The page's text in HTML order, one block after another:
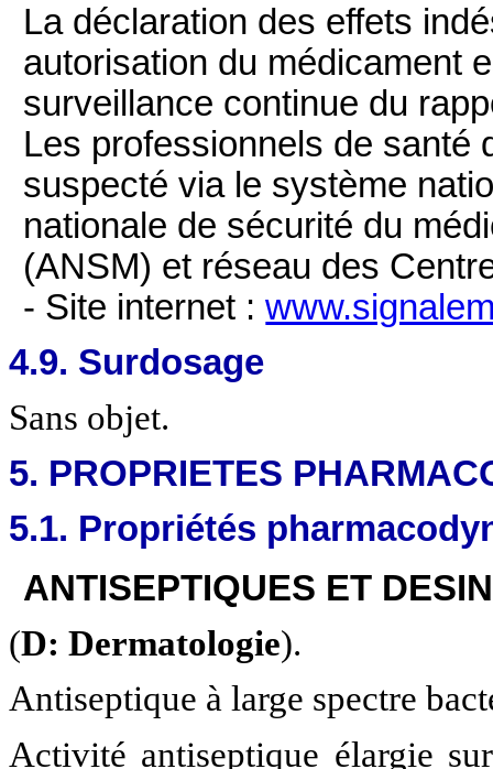
La déclaration des effets
autorisation du médicament
surveillance continue du
Les professionnels de santé
suspecté via le système
nationale de sécurité du
(ANSM) et réseau des
- Site internet :
4.9. Surdosage
Sans objet.
5. PROPRIETES
5.1. Propriétés
ANTISEPTIQUES ET
(D: Dermatologie).
Antiseptique à large spectre
Activité antiseptique élargie